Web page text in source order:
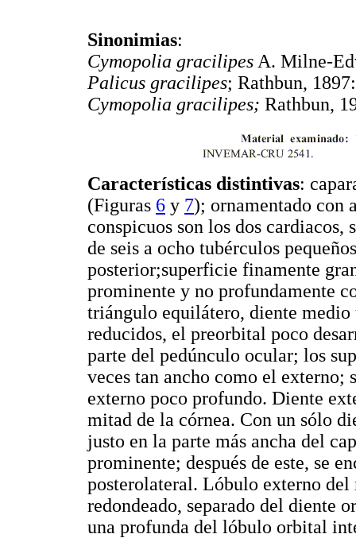
Sinonimias:
Cymopolia gracilipesA. Milne-
Palicus gracilipes; Rathbun,
Cymopolia gracilipes; Rathbun,
Características distintivas:
(Figuras 6 y 7); ornamentado con
conspicuos son los dos
de seis a ocho tubérculos
posterior;superficie finamente
prominente y no profundamente
triángulo equilátero, diente
reducidos, el preorbital poco
parte del pedúnculo ocular; los
veces tan ancho como el
externo poco profundo. Diente
mitad de la córnea. Con un sólo
justo en la parte más ancha del
prominente; después de este, se
posterolateral. Lóbulo externo
redondeado, separado del diente
una profunda del lóbulo orbital